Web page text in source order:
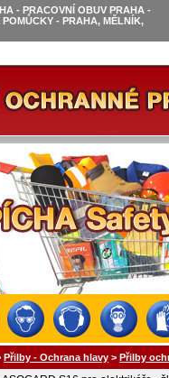
- PRACOVNÍ OBUV PRAHA -
- PRAHA, MĚLNÍK,
Přilby - Ochrana hlavy > Přilby